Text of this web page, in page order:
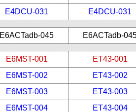
E4DCU-031 E4DCU-031
E6ACTadb-045 E6ACTadb-
E6MST-001
ET43-001
E6MST-002
ET43-002
E6MST-003
ET43-003
E6MST-004 ET43-004